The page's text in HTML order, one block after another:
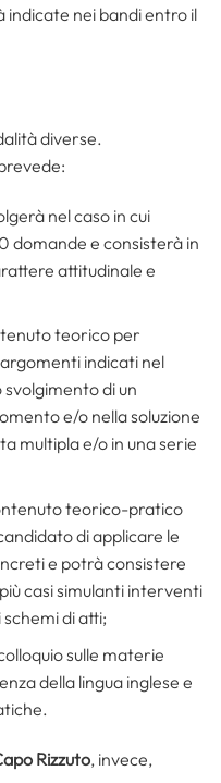
indicate nei bandi entro il
diverse.
nel caso in cui
domande e consisterà in
attitudinale e
teorico per
indicati nel
di un
e/o nella soluzione
multipla e/o in una serie
teorico-pratico
di applicare le
e potrà consistere
casi simulanti interventi
di atti;
sulle materie
della lingua inglese e
Rizzuto, invece,